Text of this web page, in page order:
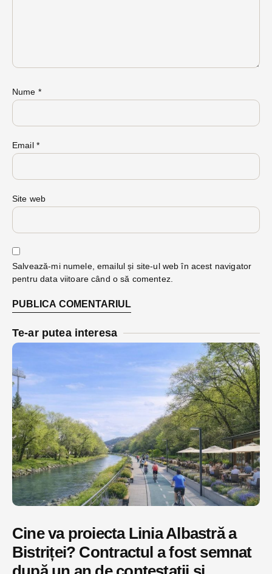
Nume *
Email *
Site web
Salvează-mi numele, emailul și site-ul web în acest navigator
pentru data viitoare când o să comentez.
Te-ar putea interesa
Cine va proiecta Linia Albastră a
Bistriței? Contractul a fost semnat